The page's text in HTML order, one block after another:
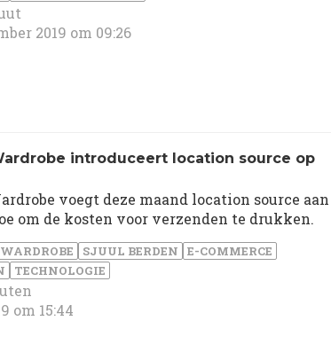
2019 om 09:26
introduceert location source op
voegt deze maand location source aan
om de kosten voor verzenden te drukken.
SJUUL BERDEN
E-COMMERCE
TECHNOLOGIE
om 15:44